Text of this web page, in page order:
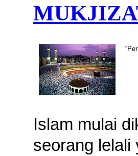
Islam mulai
seorang lelali